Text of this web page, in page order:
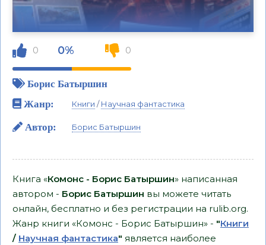
0 0% 0
Борис Батыршин
Жанр:
Книги /Научная фантастика
Автор: Борис Батыршин
Книга «Комонс - Борис Батыршин» написанная
автором - Борис Батыршин вы можете читать
онлайн, бесплатно и без регистрации на rulib.org.
Жанр книги «Комонс - Борис Батыршин» - "Книги
/ Научная фантастика" является наиболее